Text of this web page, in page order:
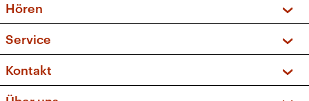
Sendungen und Podcasts
Musikliste
Kakadu – Das Kinderprogramm
Hören
Frequenzen (UKW + DAB+)
Service
FAQ
Apps
Kontakt